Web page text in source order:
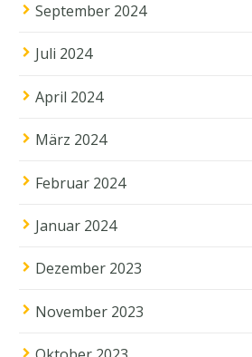
September 2024
Juli 2024
April 2024
März 2024
Februar 2024
Januar 2024
Dezember 2023
November 2023